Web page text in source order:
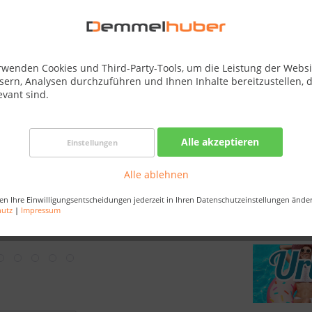
Cookies und Third-Party-Tools, um die Leistung der
Analysen durchzuführen und Ihnen Inhalte bereitzustellen,
sind.
Einstellungen Alle akzeptieren
Alle ablehnen
Ihre Einwilligungsentscheidungen jederzeit in Ihren Datenschutzeinstellungen
| Impressum
Bestellen Sie
Sekunden,
Versandart: